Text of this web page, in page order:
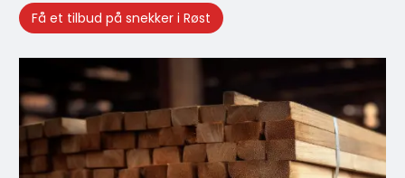
Få et tilbud på snekker i Røst